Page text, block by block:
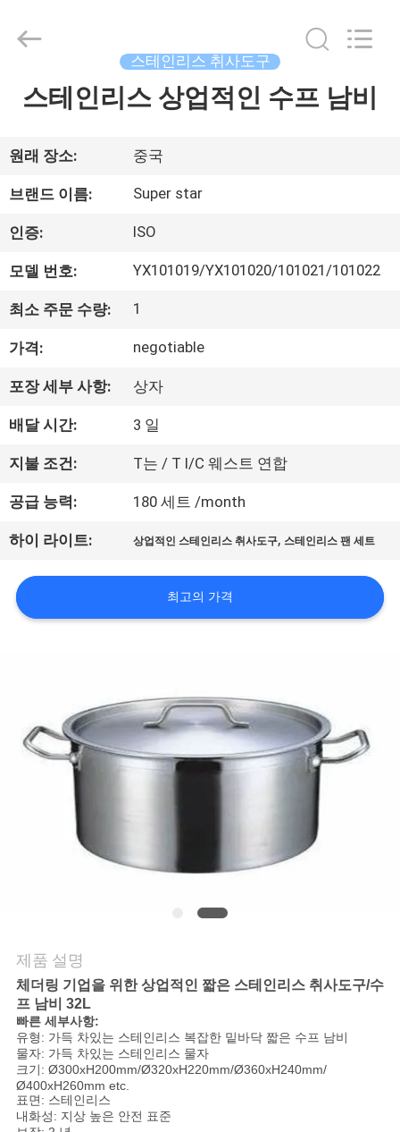
집
제
품
화
우
리
에
대
하
여
공
락
주
세
요
2026
equipments
limited.
스테인리스 취사도구
스테인리스 상업적인 수프 남비
원래 장소: 중국
브랜드 이름: Super star
인증: ISO
모델 번호: YX101019/YX101020/101021/101022
최소 주문 수량: 1
가격: negotiable
포장 세부 사항: 상자
배달 시간: 3 일
지불 조건: T는 / T l/C 웨스트 연합
공급 능력: 180 세트 /month
하이 라이트: 상업적인 스테인리스 취사도구, 스테인리스 팬 세트
최고의 가격
제품 설명
체더링 기업을 위한 상업적인 짧은 스테인리스 취사도구/수
프 남비 32L
빠른 세부사항:
유형: 가득 차있는 스테인리스 복잡한 밑바닥 짧은 수프 남비
물자: 가득 차있는 스테인리스 물자
크기: Ø300xH200mm/Ø320xH220mm/Ø360xH240mm/
Ø400xH260mm etc.
표면: 스테인리스
내화성: 지상 높은 안전 표준